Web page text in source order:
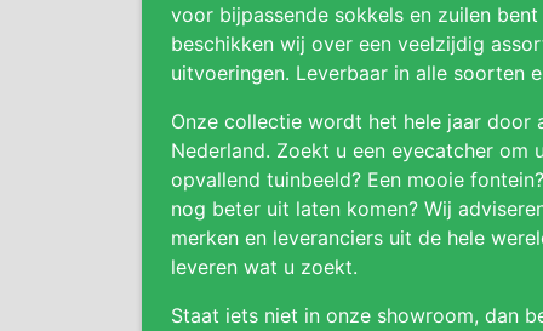
voor bijpassende sokkels en zuilen
beschikken wij over een veelzijdig
uitvoeringen. Leverbaar in alle soorten
Onze collectie wordt het hele jaar door
Nederland. Zoekt u een eyecatcher
opvallend tuinbeeld? Een mooie
nog beter uit laten komen? Wij
merken en leveranciers uit de hele
leveren wat u zoekt.
Staat iets niet in onze showroom, dan